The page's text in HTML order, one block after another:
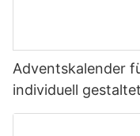
Adventskalender
individuell
Flaschen und -